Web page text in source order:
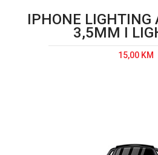
IPHONE LIGHTING
3,5MM I
15,00 KM